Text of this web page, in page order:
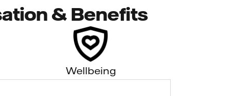
& Benefits
Wellbeing